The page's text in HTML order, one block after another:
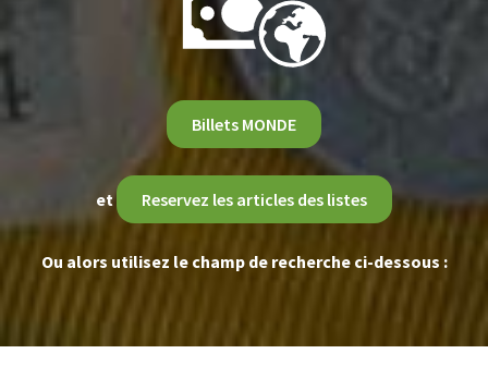
Billets MONDE
et Reservez les articles des listes
Ou alors utilisez le champ de recherche ci-dessous :